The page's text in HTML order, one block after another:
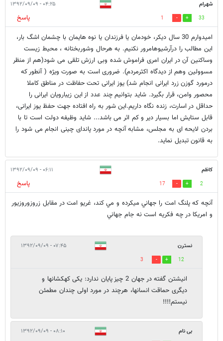
شهرام ۰۴:۲۵ - ۱۳۹۲/۰۹/۰۹
33
1
پاسخ
امیدوارم 30 سال دیکر، خودمان یا فرزندان یا نوه هایمان با چشمان اشگ بار،
این مطالب را درآرشیوهامرور نکنیم. به هرحال وشوربختانه ، محیط زیست
وساکنین آن در ایران امری فراموش شده وبی ارزش تلقی می شود(هم از منظر
مسوولین وهم از دیدگاه اکثرمردم). ضروری است به صورت ویژه ( آنطور که
درمورد گوزن زرد ایرانی انجام شد) یوز ایرانی تحت حفاظت در مناطق کاملا
محصور وامن، قرار بگیرد. شاید بتوانیم چند عدد از این زیبارویان ایرانی را
حداقل در اسارت، زنده نگاه داریم.این شور به راه افتاده جهت حفظ یوز ایرانی،
قابل ستایش اما بسیار دیر و کم اثر می باشد... شاید وظیفه دولت است تا با
بردن لایحه ای به مجلس، مشابه آنچه در مورد پاندای چینی انجام می شود را
به قانون تبدیل نماید.
كاظم ۰۶:۱۱ - ۱۳۹۲/۰۹/۰۹
2
17
پاسخ
آنچه كه پلنگ امت را جهاني ميكرده و مي كند، غريو امت در مقابل زروزوروزيور
و امريكا در چه فكريه است نه جام جهاني
نسترن ۰۷:۴۵ - ۱۳۹۲/۰۹/۰۹
12
3
انیشتن گفته در جهان 2 چیز پایان ندارد: یکی کهکشانها و
دیگری حماقت انسانها، هرچند در مورد اولی چندان مطمئن
نیستم!!!!
بی نام ۰۸:۱۰ - ۱۳۹۲/۰۹/۰۹